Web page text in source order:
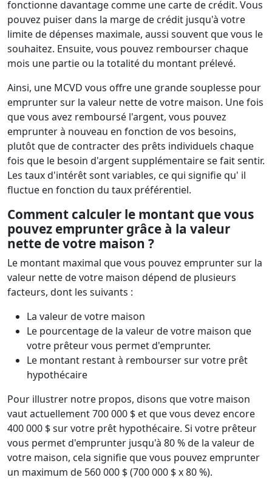
fonctionne davantage comme une carte de crédit. Vous
pouvez puiser dans la marge de crédit jusqu'à votre
limite de dépenses maximale, aussi souvent que vous le
souhaitez. Ensuite, vous pouvez rembourser chaque
mois une partie ou la totalité du montant prélevé.
Ainsi, une MCVD vous offre une grande souplesse pour
emprunter sur la valeur nette de votre maison. Une fois
que vous avez remboursé l'argent, vous pouvez
emprunter à nouveau en fonction de vos besoins,
plutôt que de contracter des prêts individuels chaque
fois que le besoin d'argent supplémentaire se fait sentir.
Les taux d'intérêt sont variables, ce qui signifie qu' il
fluctue en fonction du taux préférentiel.
Comment calculer le montant que vous
pouvez emprunter grâce à la valeur
nette de votre maison ?
Le montant maximal que vous pouvez emprunter sur la
valeur nette de votre maison dépend de plusieurs
facteurs, dont les suivants :
La valeur de votre maison
Le pourcentage de la valeur de votre maison que
votre prêteur vous permet d'emprunter.
Le montant restant à rembourser sur votre prêt
hypothécaire
Pour illustrer notre propos, disons que votre maison
vaut actuellement 700 000 $ et que vous devez encore
400 000 $ sur votre prêt hypothécaire. Si votre prêteur
vous permet d'emprunter jusqu'à 80 % de la valeur de
votre maison, cela signifie que vous pouvez emprunter
un maximum de 560 000 $ (700 000 $ x 80 %).